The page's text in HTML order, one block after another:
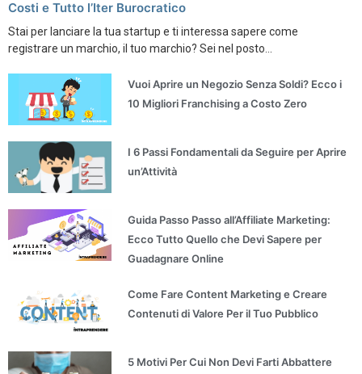
Costi e Tutto l’Iter Burocratico
Stai per lanciare la tua startup e ti interessa sapere come
registrare un marchio, il tuo marchio? Sei nel posto...
Vuoi Aprire un Negozio Senza Soldi? Ecco i
10 Migliori Franchising a Costo Zero
I 6 Passi Fondamentali da Seguire per Aprire
un’Attività
Guida Passo Passo all’Affiliate Marketing:
Ecco Tutto Quello che Devi Sapere per
Guadagnare Online
Come Fare Content Marketing e Creare
Contenuti di Valore Per il Tuo Pubblico
5 Motivi Per Cui Non Devi Farti Abbattere